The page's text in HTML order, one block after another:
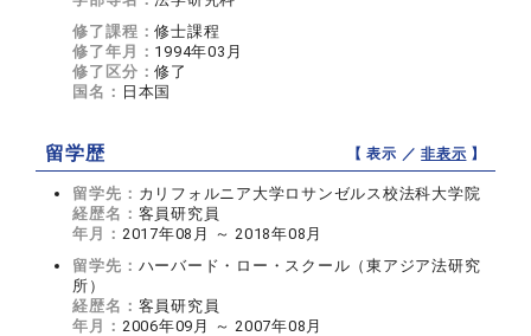
修了課程：修士課程
修了年月： 1994年03月
修了区分：修了
国名： 日本国
留学歴 【 表示 ／非表示 】
留学先： カリフォルニア大学ロサンゼルス校法科大学院
経歴名： 客員研究員
年月： 2017年08月 ～ 2018年08月
留学先： ハーバード・ロー・スクール（東アジア法研究
所）
経歴名： 客員研究員
年月： 2006年09月 ～ 2007年08月